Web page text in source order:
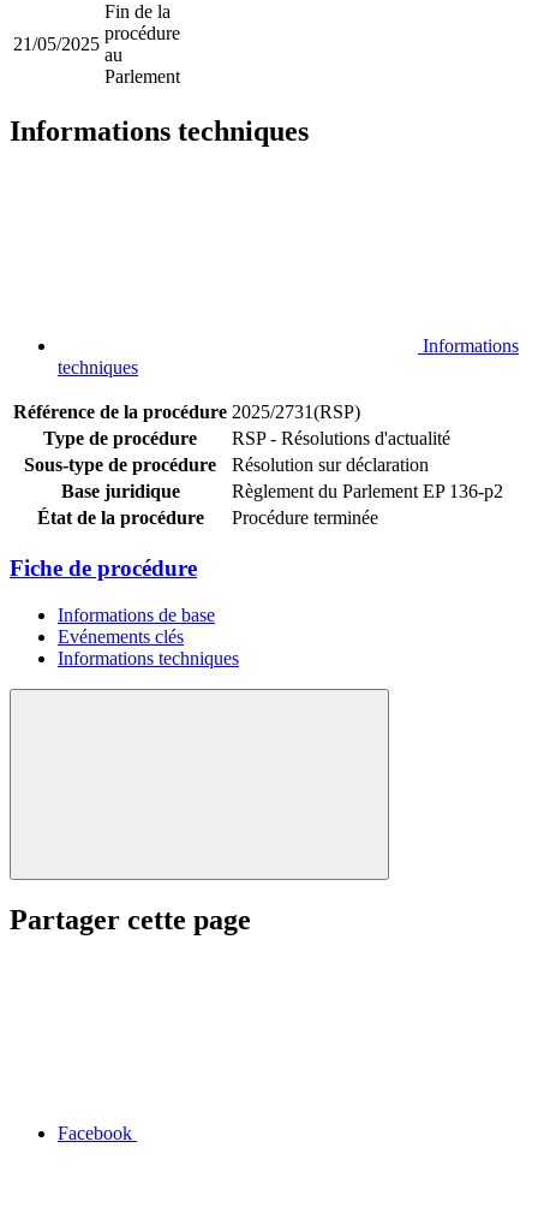
21/05/2025
Fin de la
procédure
au
Parlement
Informations techniques
Informations
techniques
Référence de la procédure 2025/2731(RSP)
Type de procédure
RSP - Résolutions d'actualité
Sous-type de procédure
Résolution sur déclaration
Base juridique
Règlement du Parlement EP 136-p2
État de la procédure
Procédure terminée
Fiche de procédure
Informations de base
Evénements clés
Informations techniques
Partager cette page
Facebook